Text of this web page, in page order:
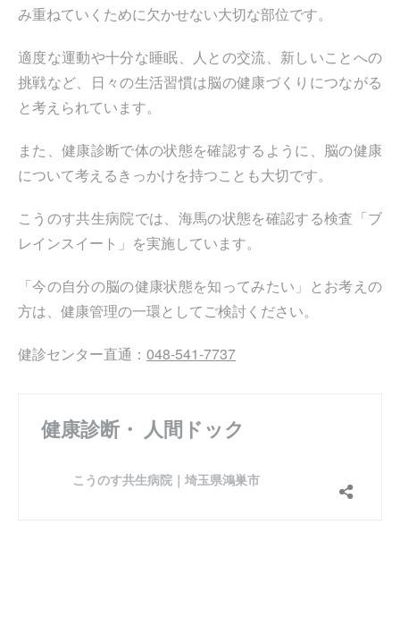
み重ねていくために欠かせない大切な部位です。
適度な運動や十分な睡眠、人との交流、新しいことへの
挑戦など、日々の生活習慣は脳の健康づくりにつながる
と考えられています。
また、健康診断で体の状態を確認するように、脳の健康
について考えるきっかけを持つことも大切です。
こうのす共生病院では、海馬の状態を確認する検査「ブ
レインスイート」を実施しています。
「今の自分の脳の健康状態を知ってみたい」とお考えの
方は、健康管理の一環としてご検討ください。
健診センター直通： 048-541-7737